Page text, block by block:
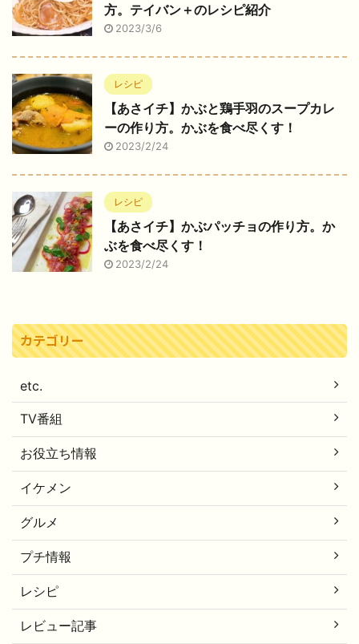
方。テイバン＋のレシピ紹介
2023/3/6
レシピ
【あさイチ】かぶと鶏手羽のスープカレ
ーの作り方。かぶを食べ尽くす！
2023/2/24
レシピ
【あさイチ】かぶパッチョの作り方。か
ぶを食べ尽くす！
2023/2/24
カテゴリー
etc.
TV番組
お役立ち情報
イケメン
グルメ
プチ情報
レシピ
レビュー記事